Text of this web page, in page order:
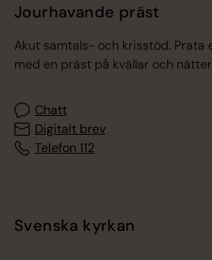
Jourhavande präst
Akut samtals- och krisstöd. Prata
med en präst på kvällar och nätter.
Chatt
Digitalt brev
Telefon 112
Svenska kyrkan